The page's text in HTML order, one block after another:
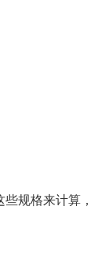
规格来计算，